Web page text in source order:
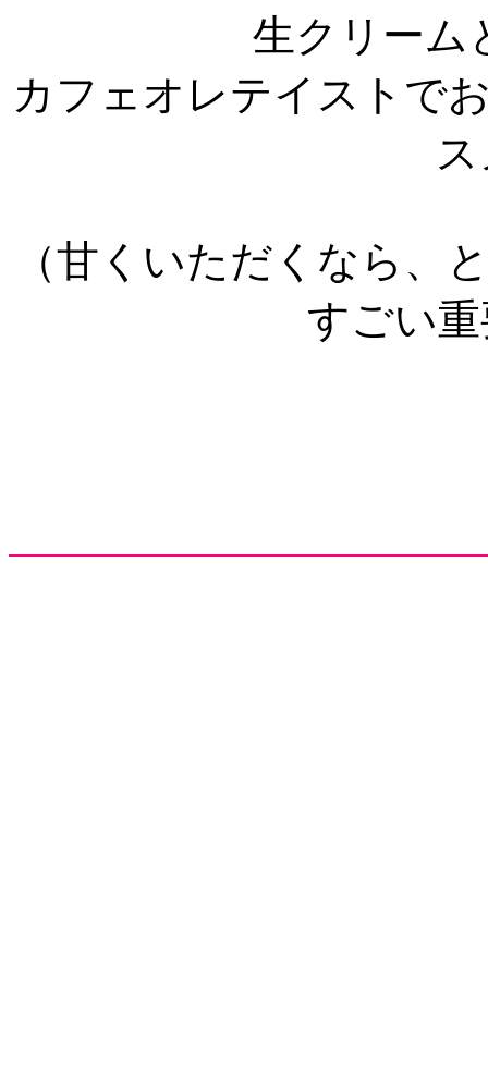
生クリーム
カフェオレテイストで
（甘くいただくなら、
すごい